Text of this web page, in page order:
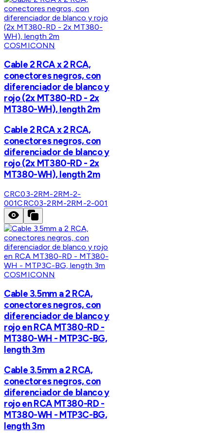
COSMICONN
Cable 2 RCA x 2 RCA,
conectores negros, con
diferenciador de blanco y
rojo (2x MT380-RD - 2x
MT380-WH), length 2m
Cable 2 RCA x 2 RCA,
conectores negros, con
diferenciador de blanco y
rojo (2x MT380-RD - 2x
MT380-WH), length 2m
CRC03-2RM-2RM-2-
001CRC03-2RM-2RM-2-001
COSMICONN
Cable 3.5mm a 2 RCA,
conectores negros, con
diferenciador de blanco y
rojo en RCA MT380-RD -
MT380-WH - MTP3C-BG,
length 3m
Cable 3.5mm a 2 RCA,
conectores negros, con
diferenciador de blanco y
rojo en RCA MT380-RD -
MT380-WH - MTP3C-BG,
length 3m